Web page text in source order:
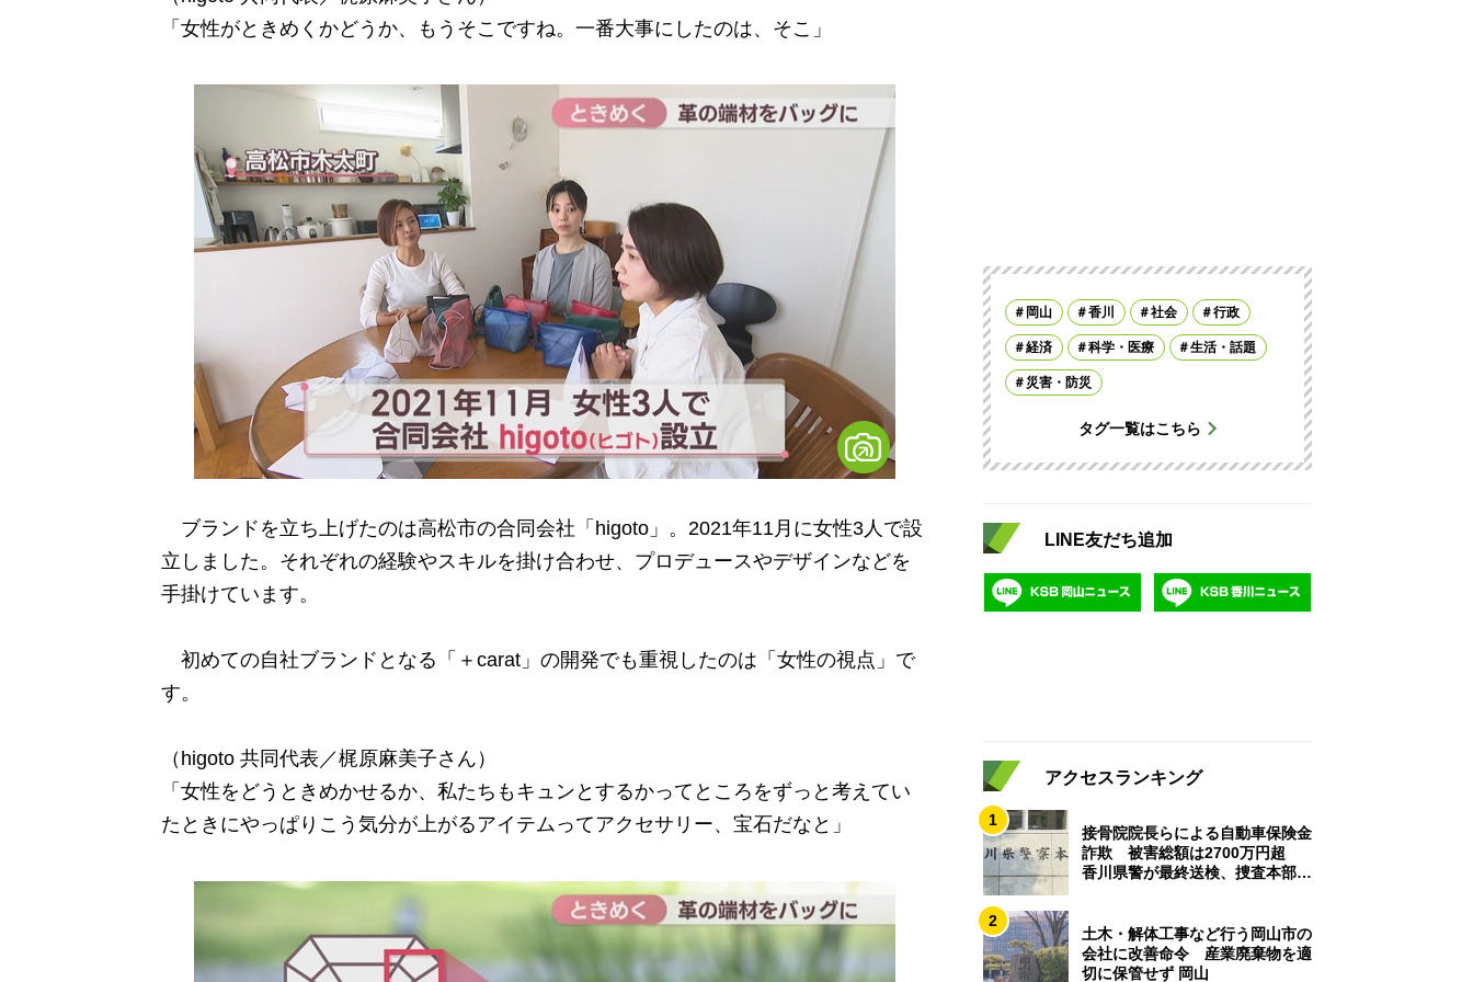
「女性がときめくかどうか、もうそこですね。一番大事にしたのは、そこ」
ブランドを立ち上げたのは高松市の合同会社「higoto」。2021年11月に女性3人で設
立しました。それぞれの経験やスキルを掛け合わせ、プロデュースやデザインなどを
手掛けています。
初めての自社ブランドとなる「＋carat」の開発でも重視したのは「女性の視点」で
す。
（higoto 共同代表／梶原麻美子さん）
「女性をどうときめかせるか、私たちもキュンとするかってところをずっと考えてい
たときにやっぱりこう気分が上がるアイテムってアクセサリー、宝石だなと」
岡山 香川 社会 行政
経済 科学・医療 生活・話題
災害・防災
タグ一覧はこちら
LINE友だち追加
アクセスランキング
1
接骨院院長らによる自動車保険金
詐欺 被害総額は2700万円超
香川県警が最終送検、捜査本部解
2
土木・解体工事など行う岡山市の
会社に改善命令 産業廃棄物を適
切に保管せず 岡山